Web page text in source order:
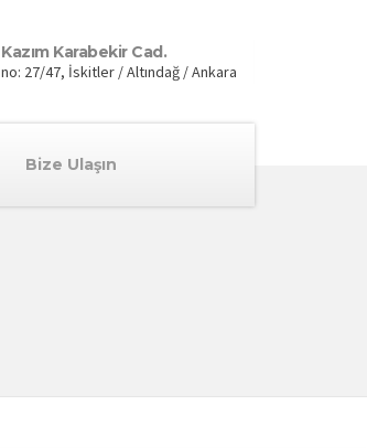
Kazım Karabekir Cad.
no: 27/47, İskitler / Altındağ / Ankara
Bize Ulaşın